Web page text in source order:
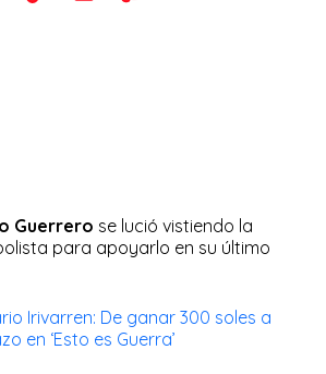
Guerrero se lució vistiendo la
para apoyarlo en su último
Irivarren: De ganar 300 soles a
en ‘Esto es Guerra’